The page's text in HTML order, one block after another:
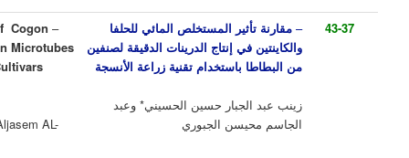
المستخلص المائي للحلفا
في إنتاج الدرينات الدقيقة لصنفين
باستخدام تقنية زراعة الأنسجة
حسين الحسيني* وعبد
–
Comparison of The Effect of Cogon
Grass Extract and Kinetin on Microtubes
Production of Two Potato Cultivars
Zainab AL-Hussain* and AbaAljasem AL-